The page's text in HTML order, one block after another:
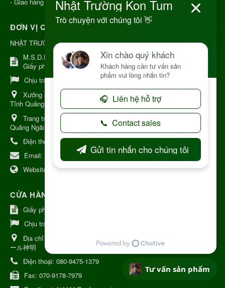
ĐƠN VỊ QUẢN LÝ
NHẬT TRƯỜNG KON TUM
M.S.D.N: 8344254367, Cấp tại Kon Tum.
Giấy phép số: Số 38A.8009409/HKD
Chịu trách nhiệm:
Chủ cơ sở Nguyễn Nhật Trường
Xưởng sản xuất:
34 Lý Thường Kiệt, Tổ 6, Phường Kon Tum,
Tỉnh Quảng Ngải
Trang trại Dược Liệu Hữu Cơ:
Khu 37 Hộ Xã Măng Đen Tỉnh
Quảng Ngãi
Điện thoại:
+84 906968923
Email:
kinhdoanh@nhattruongkontum.com
Website:
https://www.nhattruongkontum.com
CỬA HÀNG GIỚI THIỆU TẠI NHẬT BẢN
Giấy phép số: 080-9475-1379
Chịu trách nhiệm:
Địa chỉ Nhật Bản:
日本 愛知県刈谷市神明町6丁目308番地 ファミ
ール神明
Điện thoại: 080-9475-1379
Fax: 070-9178-7979
Tư vấn sản phẩm